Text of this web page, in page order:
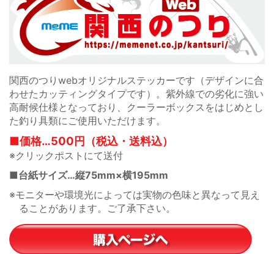
関西のつりwebオリジナルステッカーです（デザインに合
わせたカッティングタイプです）。紫外線での劣化に強い
高耐候仕様となっており、クーラーボックスをはじめとし
た釣り具類にご使用いただけます。
■価格…500円（税込・送料込）
※クリックポストにて送付
■台紙サイズ…縦75mm×横195mm
※モニターや環境光によっては実物の色味と異なって見え
ることがあります。ご了承下さい。